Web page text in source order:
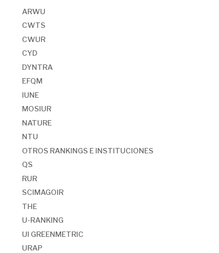
ARWU
CWTS
CWUR
CYD
DYNTRA
EFQM
IUNE
MOSIUR
NATURE
NTU
OTROS RANKINGS E INSTITUCIONES
QS
RUR
SCIMAGOIR
THE
U-RANKING
UI GREENMETRIC
URAP